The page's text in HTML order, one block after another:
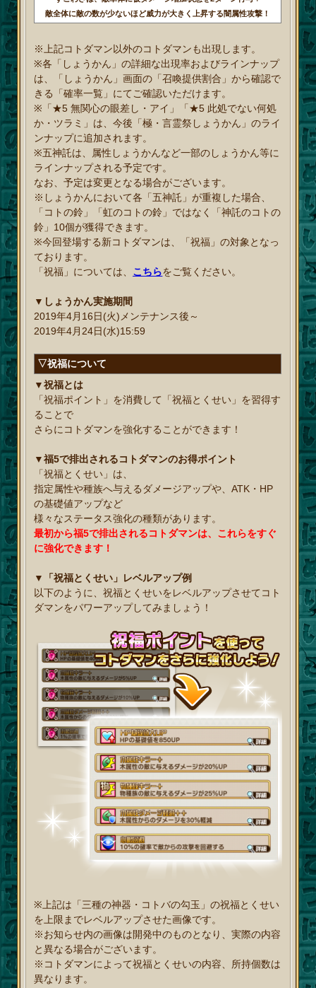
敵全体に敵の数が少ないほど威力が大きく上昇する闇属性攻撃！
※上記コトダマン以外のコトダマンも出現します。
※各「しょうかん」の詳細な出現率およびラインナップ
は、「しょうかん」画面の「召喚提供割合」から確認で
きる「確率一覧」にてご確認いただけます。
※「★5 無関心の眼差し・アイ」「★5 此処でない何処
か・ツラミ」は、今後「極・言霊祭しょうかん」のライ
ンナップに追加されます。
※五神託は、属性しょうかんなど一部のしょうかん等に
ラインナップされる予定です。
なお、予定は変更となる場合がございます。
※しょうかんにおいて各「五神託」が重複した場合、
「コトの鈴」「虹のコトの鈴」ではなく「神託のコトの
鈴」10個が獲得できます。
※今回登場する新コトダマンは、「祝福」の対象となっ
ております。
「祝福」については、 こちらをご覧ください。
▼しょうかん実施期間
2019年4月16日(火)メンテナンス後～
2019年4月24日(水)15:59
▽祝福について
▼祝福とは
「祝福ポイント」を消費して「祝福とくせい」を習得す
ることで
さらにコトダマンを強化することができます！
▼福5で排出されるコトダマンのお得ポイント
「祝福とくせい」は、
指定属性や種族へ与えるダメージアップや、ATK・HP
の基礎値アップなど
様々なステータス強化の種類があります。
最初から福5で排出されるコトダマンは、これらをすぐ
に強化できます！
▼「祝福とくせい」レベルアップ例
以下のように、祝福とくせいをレベルアップさせてコト
ダマンをパワーアップしてみましょう！
※上記は「三種の神器・コトバの勾玉」の祝福とくせい
を上限までレベルアップさせた画像です。
※お知らせ内の画像は開発中のものとなり、実際の内容
と異なる場合がございます。
※コトダマンによって祝福とくせいの内容、所持個数は
異なります。